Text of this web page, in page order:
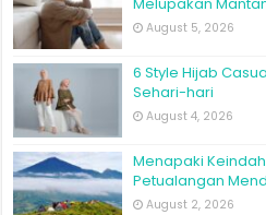
August 5, 2026
6 Style Hijab
Sehari-hari
August 4, 2026
Menapaki
Petualangan
August 2, 2026